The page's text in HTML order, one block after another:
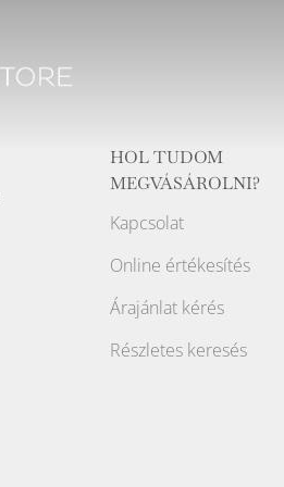
HOL TUDOM
MEGVÁSÁROLNI?
Kapcsolat
Online értékesítés
Árajánlat kérés
Részletes keresés